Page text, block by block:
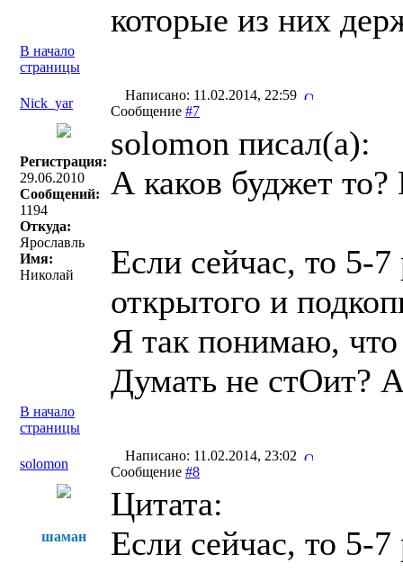
которые из них
В начало
страницы
Nick_yar
Написано: 11.02.2014, 22:59
Сообщение #7
Регистрация:
29.06.2010
Сообщений:
1194
Откуда:
Ярославль
Имя:
Николай
solomon писал(a):
А каков буджет
Если сейчас, то 5-7
открытого и
Я так понимаю,
Думать не стОит?
В начало
страницы
solomon
Написано: 11.02.2014, 23:02
Сообщение #8
шаман
Цитата:
Если сейчас, то 5-7